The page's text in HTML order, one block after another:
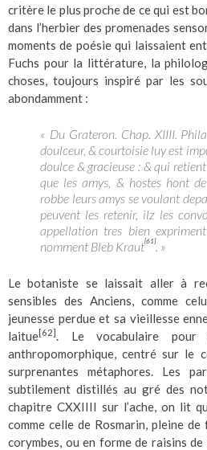
critère le plus proche de ce qui est
dans l’herbier des promenades
moments de poésie qui laissaient
Fuchs pour la littérature, la
choses, toujours inspiré par les
abondamment :
« Du Grateron. Chap. XIIII.
doulceur, & courtoisie luy est
doulce & gracieuse : & qui
que les amys, & hostes hont
robbe leurs amys se voulant
peuvent les retenir, ilz les
appellation tres bien
nomment Bleb Kraut[61] . »
Le botaniste se laissait aller à
sensibles des Anciens, comme
jeunesse perdue et sa vieillesse
laitue[62]. Le vocabulaire
anthropomorphique, centré sur le
surprenantes métaphores. Les
subtilement distillés au gré des
chapitre CXXIIII sur l’ache, on lit
comme celle de Rosmarin, pleine
corymbes, ou en forme de raisins